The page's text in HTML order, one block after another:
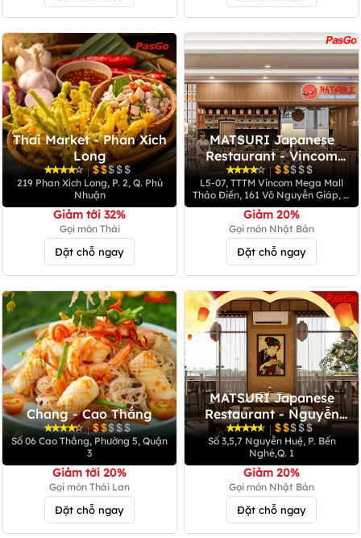
Thai Market - Phan Xích
Long
|
219 Phan Xích Long, P. 2, Q. Phú
Nhuận
Giảm tới 32%
Gọi món Thái
Đặt chỗ ngay
MATSURI Japanese
Restaurant - Vincom
Mega Mall Thảo Điền
|
L5-07, TTTM Vincom Mega Mall
Thảo Điền, 161 Võ Nguyễn Giáp, P.
Thảo Điền, TP. Thủ Đức
Giảm 20%
Gọi món Nhật Bản
Đặt chỗ ngay
Chang - Cao Thắng
|
Số 06 Cao Thắng, Phường 5, Quận
3
Giảm tới 20%
Gọi món Thái Lan
Đặt chỗ ngay
MATSURI Japanese
Restaurant - Nguyễn
Huệ
|
Số 3,5,7 Nguyễn Huệ, P. Bến
Nghé,Q. 1
Giảm 20%
Gọi món Nhật Bản
Đặt chỗ ngay